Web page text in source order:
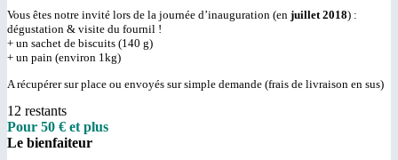
Vous êtes notre invité lors de la journée d’inauguration (en juillet 2018) :
dégustation & visite du fournil !
+ un sachet de biscuits (140 g)
+ un pain (environ 1kg)
A récupérer sur place ou envoyés sur simple demande (frais de livraison en sus)
12 restants
Pour 50 € et plus
Le bienfaiteur